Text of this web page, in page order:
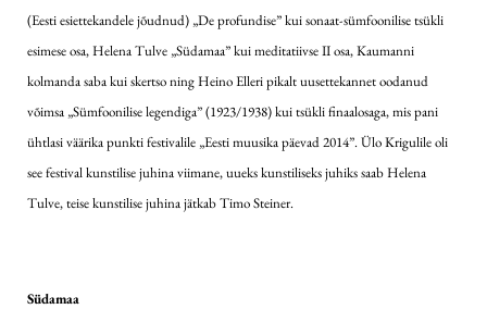
(Eesti esiettekandele jõudnud) „De profundise” kui sonaat-sümfoonilise tsükli
esimese osa, Helena Tulve „Südamaa” kui meditatiivse II osa, Kaumanni
kolmanda saba kui skertso ning Heino Elleri pikalt uusettekannet oodanud
võimsa „Sümfoonilise legendiga” (1923/1938) kui tsükli finaalosaga, mis pani
ühtlasi väärika punkti festivalile „Eesti muusika päevad 2014”. Ülo Krigulile oli
see festival kunstilise juhina viimane, uueks kunstiliseks juhiks saab Helena
Tulve, teise kunstilise juhina jätkab Timo Steiner.
Südamaa